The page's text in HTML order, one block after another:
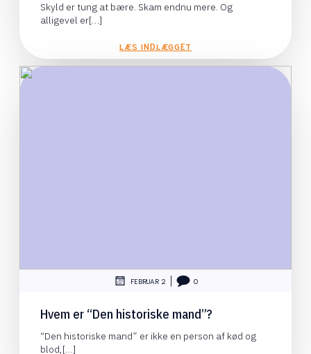
Skyld er tung at bære. Skam endnu mere. Og
alligevel er[…]
LÆS INDLÆGGET
FEBRUAR 2 0
Hvem er “Den historiske mand”?
“Den historiske mand” er ikke en person af kød og
blod,[…]